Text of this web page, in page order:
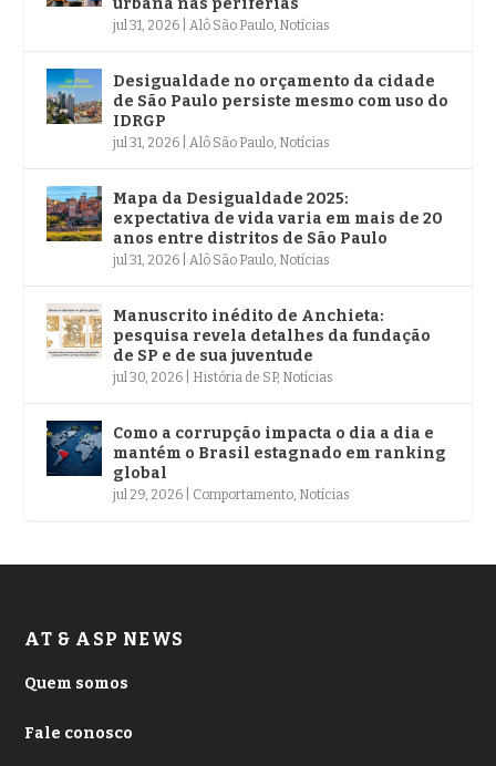
urbana nas periferias
jul 31, 2026 |Alô São Paulo, Notícias
Desigualdade no orçamento da cidade
de São Paulo persiste mesmo com uso do
IDRGP
jul 31, 2026 |Alô São Paulo, Notícias
Mapa da Desigualdade 2025:
expectativa de vida varia em mais de 20
anos entre distritos de São Paulo
jul 31, 2026 |Alô São Paulo, Notícias
Manuscrito inédito de Anchieta:
pesquisa revela detalhes da fundação
de SP e de sua juventude
jul 30, 2026 História de SP, Notícias
Como a corrupção impacta o dia a dia e
mantém o Brasil estagnado em ranking
global
jul 29, 2026 Comportamento, Notícias
AT & ASP NEWS
Quem somos
Fale conosco